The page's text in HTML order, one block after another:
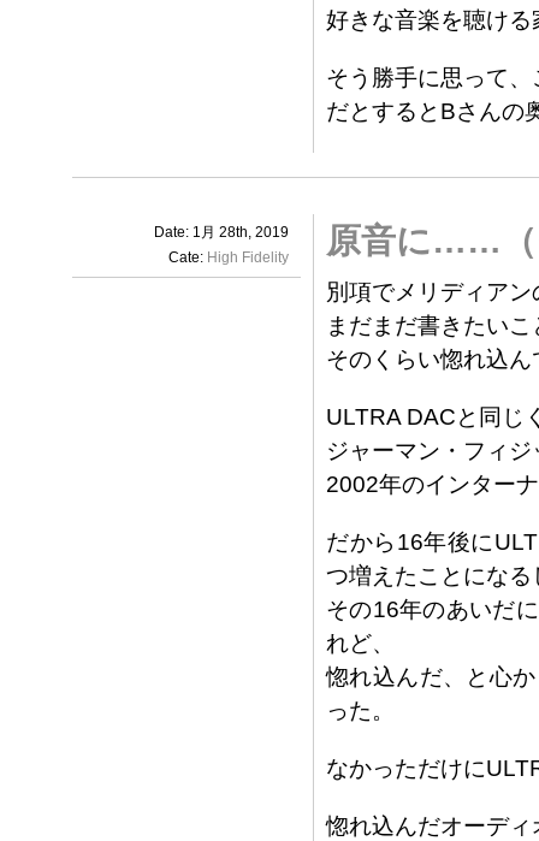
好きな音楽を聴け
そう勝手に思って
だとするとBさんの
Date: 1月 28th, 2019
Cate: High Fidelity 原音に……（
別項でメリディア
まだまだ書きたい
そのくらい惚れ込ん
ULTRA DACと同じ
ジャーマン・フィ
2002年のインター
だから16年後に
つ増えたことになる
その16年のあいだ
れど、
惚れ込んだ、と心
った。
なかっただけに
惚れ込んだオーデ